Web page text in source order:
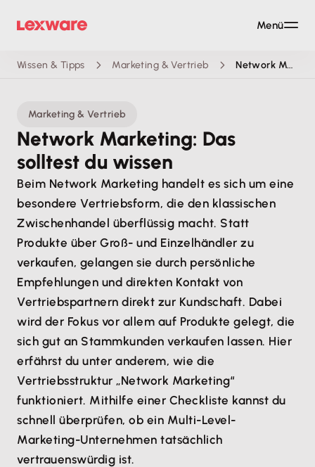
Wissen & Tipps Marketing & Vertrieb Network Marketing
Marketing & Vertrieb
Network Marketing: Das
solltest du wissen
Beim Network Marketing handelt es sich um eine
besondere Vertriebsform, die den klassischen
Zwischenhandel überflüssig macht. Statt
Produkte über Groß- und Einzelhändler zu
verkaufen, gelangen sie durch persönliche
Empfehlungen und direkten Kontakt von
Vertriebspartnern direkt zur Kundschaft. Dabei
wird der Fokus vor allem auf Produkte gelegt, die
sich gut an Stammkunden verkaufen lassen. Hier
erfährst du unter anderem, wie die
Vertriebsstruktur „Network Marketing“
funktioniert. Mithilfe einer Checkliste kannst du
schnell überprüfen, ob ein Multi-Level-
Marketing-Unternehmen tatsächlich
vertrauenswürdig ist.
Menü